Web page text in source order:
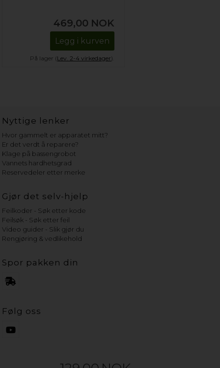
469,00 NOK
Legg i kurven
På lager (Lev. 2-4 virkedager).
Nyttige lenker
Hvor gammelt er apparatet mitt?
Er det verdt å reparere?
Klage på bassengrobot
Vannets hardhetsgrad
Reservedeler etter merke
Gjør det selv-hjelp
Feilkoder - Søk etter kode
Feilsøk - Søk etter feil
Video guider - Slik gjør du
Rengjøring & vedlikehold
Spor pakken din
Følg oss